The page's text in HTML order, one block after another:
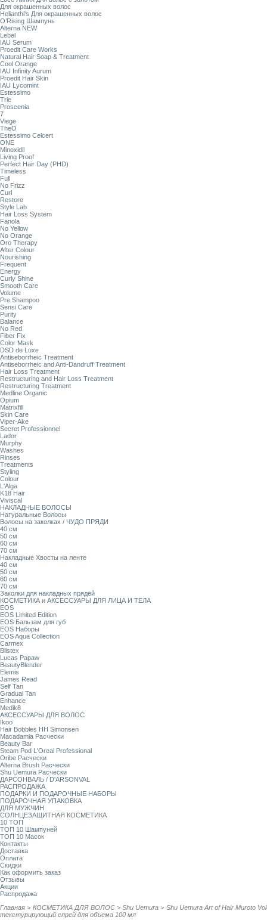
Для окрашенных волос
Helianthi's Для окрашенных волос
O’Rising Шампунь
Alterna NEW
Lebel
IAU Serum
Proedit Care Works
Natural Hair Soap & Treatment
Cool Orange
IAU Infinity Aurum
Proedit Hair Skin
IAU Lycomint
Estessimo
Trie
Proscenia
7
Viege
TheO
Estessimo Celcert
ONE
Minoxidil
Living Proof
Perfect Hair Day (PHD)
Timeless
Full
No Frizz
Curl
Restore
Style Lab
Hair Loss System
Fanola
No Yellow
No Orange
Oro Therapy
After Colour
Nourishing
Frequent
Energy
Curly Shine
Smooth Care
Volume
Pre Shampoo
Sensi Care
Purity
Balance
No Red
Fiber Fix
Color Mask
DSD de Luxe
Antiseborrheic Treatment
Antiseborrheic and Anti-Dandruff Treatment
Hair Loss Treatment
Restructuring and Hair Loss Treatment
Restructuring Treatment
Medline Organic
Opium
Matrixfill
Skin Care
Viper-Ake
Secret Professionnel
Lador
Murphy
Washes
Rinses
Treatments
Styling
Colour
L'Alga
K18 Hair
Viviscal
НАКЛАДНЫЕ ВОЛОСЫ
Натуральные Волосы
Волосы на заколках / ЧУДО ПРЯДИ
40 см
50 см
60 см
70 см
Накладные Хвосты на ленте
40 см
50 см
60 см
70 см
Заколки для накладных прядей
КОСМЕТИКА и АКСЕССУАРЫ ДЛЯ ЛИЦА И ТЕЛА
EOS
EOS Limited Edition
EOS Бальзам для губ
EOS Наборы
EOS Aqua Collection
Carmex
Blistex
Lucas Papaw
BeautyBlender
Elemis
James Read
Self Tan
Gradual Tan
Enhance
Medik8
АКСЕССУАРЫ ДЛЯ ВОЛОС
Ikoo
Hair Bobbles HH Simonsen
Macadamia Расчески
Beauty Bar
Steam Pod L'Oreal Professional
Oribe Расчески
Alterna Brush Расчески
Shu Uemura Расчески
ДАРСОНВАЛЬ / D'ARSONVAL
РАСПРОДАЖА
ПОДАРКИ И ПОДАРОЧНЫЕ НАБОРЫ
ПОДАРОЧНАЯ УПАКОВКА
ДЛЯ МУЖЧИН
СОЛНЦЕЗАЩИТНАЯ КОСМЕТИКА
10 ТОП
ТОП 10 Шампуней
ТОП 10 Масок
Контакты
Доставка
Оплата
Скидки
Как оформить заказ
Отзывы
Акции
Распродажа
Главная > КОСМЕТИКА ДЛЯ ВОЛОС > Shu Uemura > Shu Uemura Art of Hair Muroto
текстурирующий спрей для объема 100 мл